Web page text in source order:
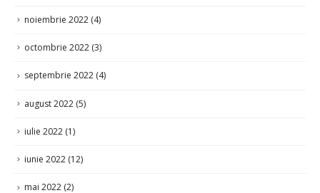
noiembrie 2022 (4)
octombrie 2022 (3)
septembrie 2022 (4)
august 2022 (5)
iulie 2022 (1)
iunie 2022 (12)
mai 2022 (2)